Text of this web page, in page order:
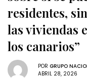
residentes,
las viviendas
los canarios”
POR GRUPO
ABRIL 28, 2026